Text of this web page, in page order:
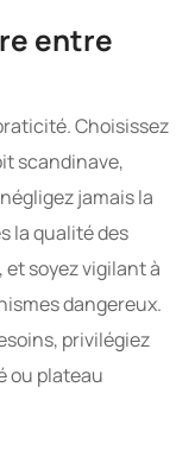
entre
Choisissez
scandinave,
jamais la
la qualité des
soyez vigilant à
dangereux.
privilégiez
ou plateau